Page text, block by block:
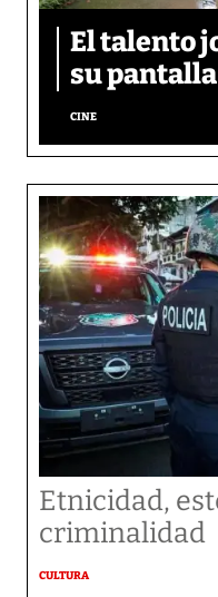
El talento
su pantalla​
CINE
Etnicidad,
criminalidad
CULTURA